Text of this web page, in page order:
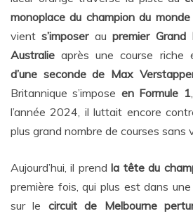
monoplace du champion du
vients’imposeraupremier
Australie après une course riche
d’une seconde de Max
Britannique s’impose en Formule 1
l’année 2024, il luttait encore
plus grand nombre de courses sans
Aujourd’hui, il prendla tête du
première fois, qui plus est dans
sur le circuit de Melbourne